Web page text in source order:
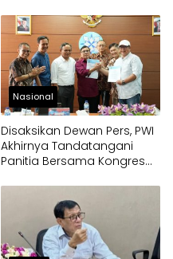
Nasional
Disaksikan Dewan Pers, PWI
Akhirnya Tandatangani
Panitia Bersama Kongres